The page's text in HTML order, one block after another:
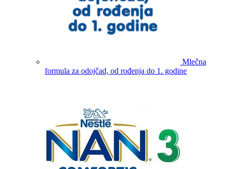
Mlečna
formula za odojčad, od rođenja do 1. godine